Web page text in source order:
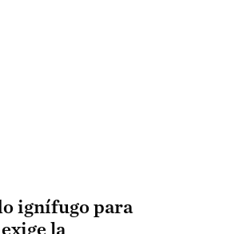
ignífugo para
la